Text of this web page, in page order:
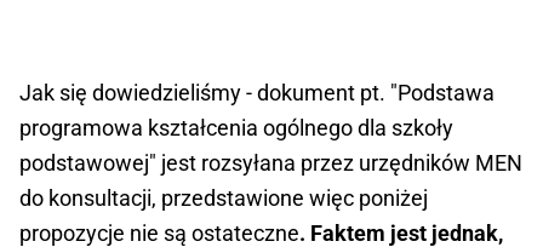
Jak się dowiedzieliśmy - dokument pt. "Podstawa
programowa kształcenia ogólnego dla szkoły
podstawowej" jest rozsyłana przez urzędników MEN
do konsultacji, przedstawione więc poniżej
propozycje nie są ostateczne. Faktem jest jednak,